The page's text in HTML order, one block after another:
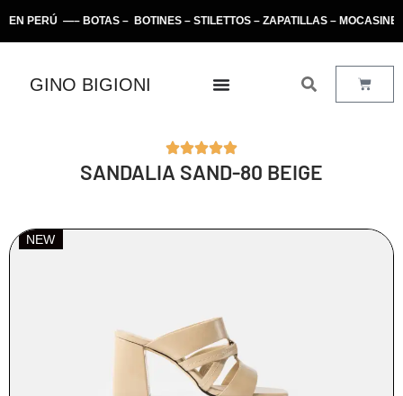
—– BOTAS – BOTINES – STILETTOS – ZAPATILLAS –
GINO BIGIONI
SANDALIA SAND-80 BEIGE
NEW